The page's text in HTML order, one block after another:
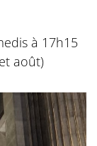
à 17h15
août)